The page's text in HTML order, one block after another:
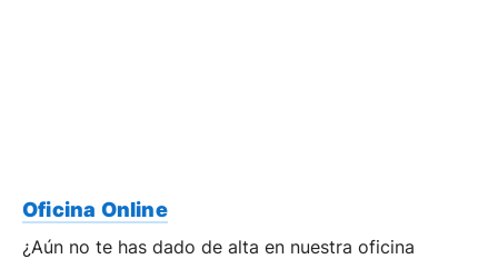
Oficina Online
¿Aún no te has dado de alta en nuestra oficina